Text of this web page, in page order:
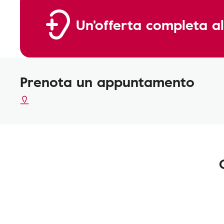
Un'offerta completa
Prenota un appuntamento